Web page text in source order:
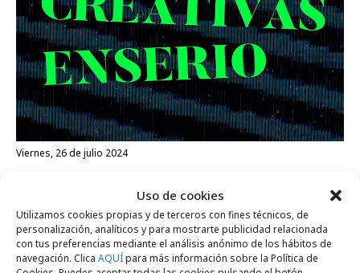
Uso de cookies
Utilizamos cookies propias y de terceros con fines técnicos, de
personalización, analíticos y para mostrarte publicidad relacionada
con tus preferencias mediante el análisis anónimo de los hábitos de
navegación. Clica AQUÍpara más información sobre la Política de
viernes, 26 de julio 2024
Formación y estudios